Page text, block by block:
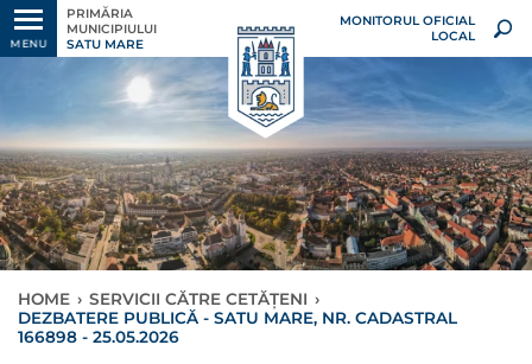
MENU
PRIMĂRIA
MUNICIPIULUI
SATU MARE
MONITORUL OFICIAL
LOCAL
HOME › SERVICII CĂTRE CETĂȚENI ›
DEZBATERE PUBLICĂ - SATU MARE, NR. CADASTRAL
166898 - 25.05.2026